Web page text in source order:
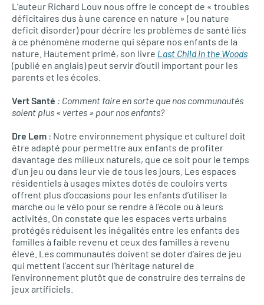
L’auteur Richard Louv nous offre le concept de « troubles
déficitaires dus à une carence en nature » (ou nature
deficit disorder) pour décrire les problèmes de santé liés
à ce phénomène moderne qui sépare nos enfants de la
nature. Hautement primé, son livre Last Child in the Woods
(publié en anglais) peut servir d’outil important pour les
parents et les écoles.
Vert Santé : Comment faire en sorte que nos communautés
soient plus « vertes » pour nos enfants?
Dre Lem : Notre environnement physique et culturel doit
être adapté pour permettre aux enfants de profiter
davantage des milieux naturels, que ce soit pour le temps
d’un jeu ou dans leur vie de tous les jours. Les espaces
résidentiels à usages mixtes dotés de couloirs verts
offrent plus d’occasions pour les enfants d’utiliser la
marche ou le vélo pour se rendre à l’école ou à leurs
activités. On constate que les espaces verts urbains
protégés réduisent les inégalités entre les enfants des
familles à faible revenu et ceux des familles à revenu
élevé. Les communautés doivent se doter d’aires de jeu
qui mettent l’accent sur l’héritage naturel de
l’environnement plutôt que de construire des terrains de
jeux artificiels.